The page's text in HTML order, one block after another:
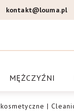
kontakt@louma.pl
MĘŻCZYŹNI
|